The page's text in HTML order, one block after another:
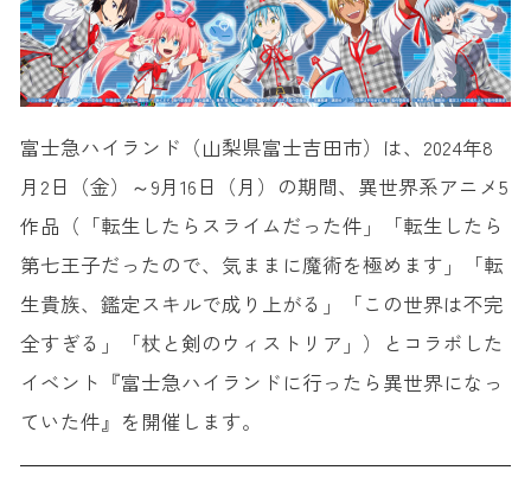
富士急ハイランド（山梨県富士吉田市）は、2024年8
月2日（金）～9月16日（月）の期間、異世界系アニメ5
作品（「転生したらスライムだった件」「転生したら
第七王子だったので、気ままに魔術を極めます」「転
生貴族、鑑定スキルで成り上がる」「この世界は不完
全すぎる」「杖と剣のウィストリア」）とコラボした
イベント『富士急ハイランドに行ったら異世界になっ
ていた件』を開催します。